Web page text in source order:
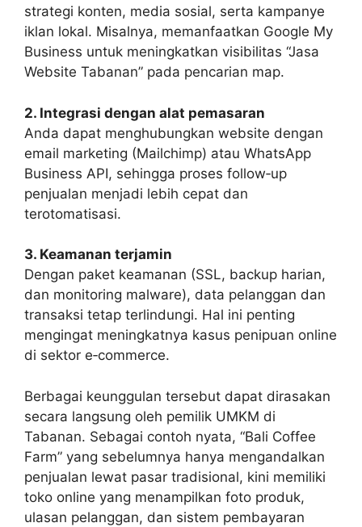
strategi konten, media sosial, serta kampanye
iklan lokal. Misalnya, memanfaatkan Google My
Business untuk meningkatkan visibilitas “Jasa
Website Tabanan” pada pencarian map.
2. Integrasi dengan alat pemasaran
Anda dapat menghubungkan website dengan
email marketing (Mailchimp) atau WhatsApp
Business API, sehingga proses follow‑up
penjualan menjadi lebih cepat dan
terotomatisasi.
3. Keamanan terjamin
Dengan paket keamanan (SSL, backup harian,
dan monitoring malware), data pelanggan dan
transaksi tetap terlindungi. Hal ini penting
mengingat meningkatnya kasus penipuan online
di sektor e‑commerce.
Berbagai keunggulan tersebut dapat dirasakan
secara langsung oleh pemilik UMKM di
Tabanan. Sebagai contoh nyata, “Bali Coffee
Farm” yang sebelumnya hanya mengandalkan
penjualan lewat pasar tradisional, kini memiliki
toko online yang menampilkan foto produk,
ulasan pelanggan, dan sistem pembayaran